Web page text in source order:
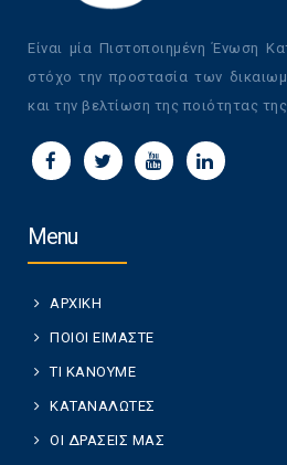
Είναι μία Πιστοποιημένη Ένωση
στόχο την προστασία των
και την βελτίωση της ποιότητας
Menu
ΑΡΧΙΚΗ
ΠΟΙΟΙ ΕΙΜΑΣΤΕ
ΤΙ ΚΑΝΟΥΜΕ
ΚΑΤΑΝΑΛΩΤΕΣ
ΟΙ ΔΡΑΣΕΙΣ ΜΑΣ